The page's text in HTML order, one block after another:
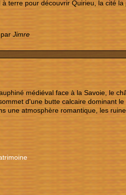
terre pour découvrir Quirieu, la cité
par Jimre
médiéval face à la Savoie, le
d'une butte calcaire dominant
une atmosphère romantique, les